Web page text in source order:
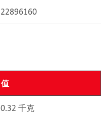
22896160
值
0.32 千克